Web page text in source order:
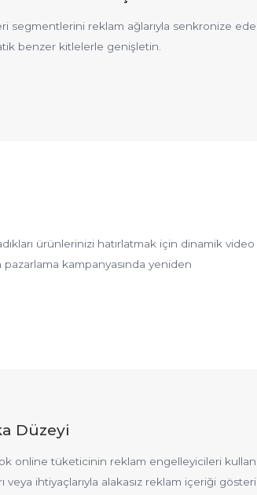
segmentlerini reklam ağlarıyla senkronize
benzer kitlelerle genişletin.
ürünlerinizi hatırlatmak için dinamik video
kampanyasında yeniden
Düzeyi
online tüketicinin reklam engelleyicileri
veya ihtiyaçlarıyla alakasız reklam içeriği